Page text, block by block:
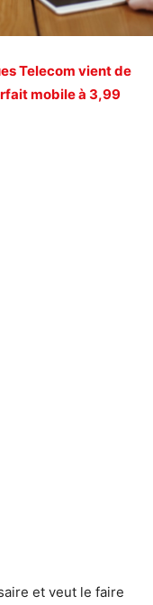
Telecom vient de
mobile à 3,99
et veut le faire